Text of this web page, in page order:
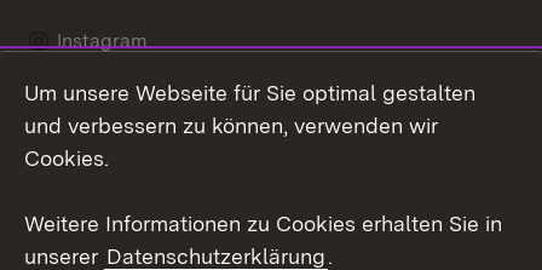
Instagram
LinkedIn
Um unsere Webseite für Sie optimal gestalten
und verbessern zu können, verwenden wir
Cookies.
Weitere Informationen zu Cookies erhalten Sie in
unserer Datenschutzerklärung.